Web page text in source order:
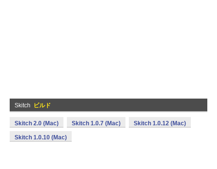
Skitch ビルド
Skitch 2.0 (Mac) Skitch 1.0.7 (Mac) Skitch 1.0.12 (Mac)
Skitch 1.0.10 (Mac)